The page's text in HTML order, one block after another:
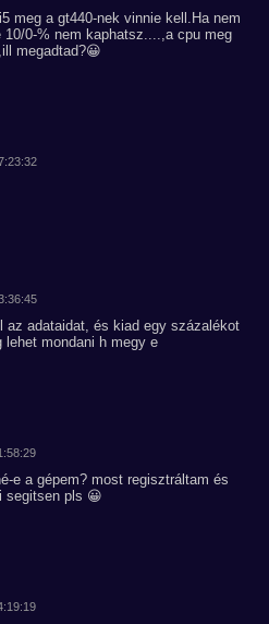
meg a gt440-nek vinnie kell.Ha nem
0-% nem kaphatsz....,a cpu meg
megadtad?😀
az adataidat, és kiad egy százalékot
lehet mondani h megy e
e a gépem? most regisztráltam és
segitsen pls 😀